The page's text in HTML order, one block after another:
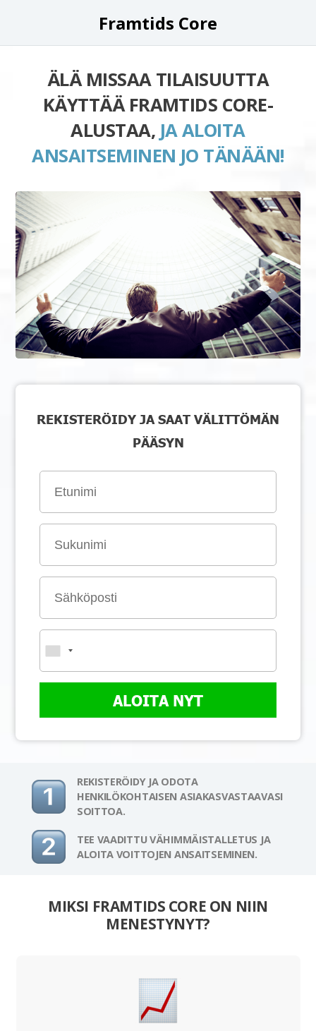
Framtids Core
ÄLÄ MISSAA TILAISUUTTA
KÄYTTÄÄ FRAMTIDS CORE-
ALUSTAA, JA ALOITA
ANSAITSEMINEN JO TÄNÄÄN!
REKISTERÖIDY JA SAAT VÄLITTÖMÄN
PÄÄSYN
ALOITA NYT
REKISTERÖIDY JA ODOTA
HENKILÖKOHTAISEN ASIAKASVASTAAVASI
SOITTOA.
TEE VAADITTU VÄHIMMÄISTALLETUS JA
ALOITA VOITTOJEN ANSAITSEMINEN.
MIKSI FRAMTIDS CORE ON NIIN
MENESTYNYT?